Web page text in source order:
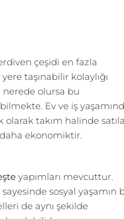
çeşidi en fazla
taşınabilir kolaylığı
nerede olursa bu
Ev ve iş
takım halinde
ekonomiktir.
yapımları mevcuttur.
sosyal yaşamın
de aynı şekilde